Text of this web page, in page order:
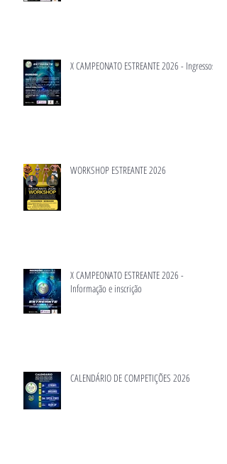
X CAMPEONATO ESTREANTE 2026 - Ingressos
WORKSHOP ESTREANTE 2026
X CAMPEONATO ESTREANTE 2026 -
Informação e inscrição
CALENDÁRIO DE COMPETIÇÕES 2026